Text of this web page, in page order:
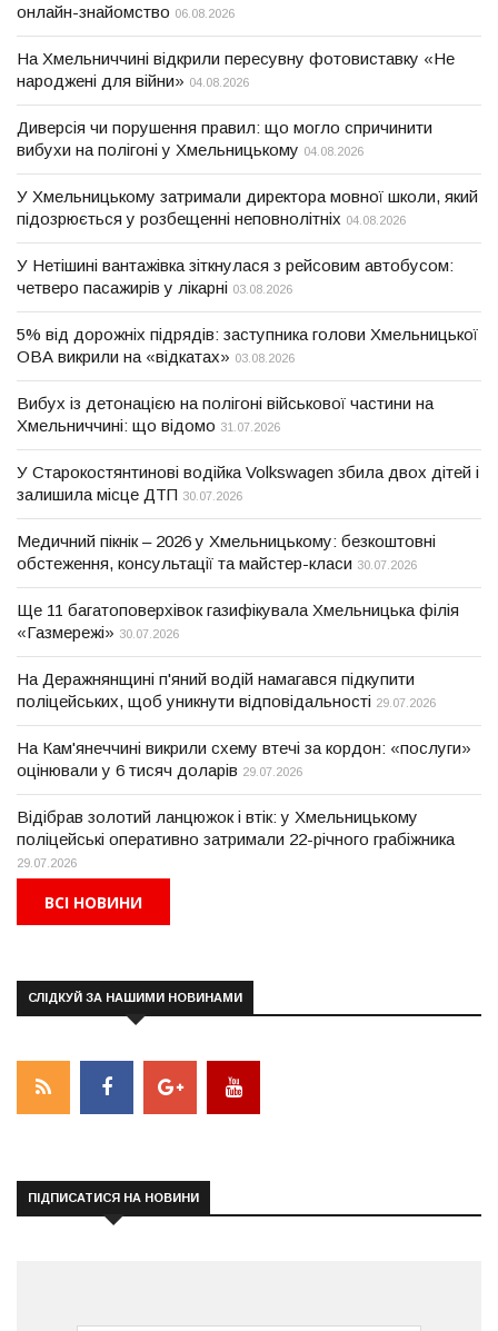
онлайн-знайомство 06.08.2026
На Хмельниччині відкрили пересувну фотовиставку «Не
народжені для війни» 04.08.2026
Диверсія чи порушення правил: що могло спричинити
вибухи на полігоні у Хмельницькому 04.08.2026
У Хмельницькому затримали директора мовної школи, який
підозрюється у розбещенні неповнолітніх 04.08.2026
У Нетішині вантажівка зіткнулася з рейсовим автобусом:
четверо пасажирів у лікарні 03.08.2026
5% від дорожніх підрядів: заступника голови Хмельницької
ОВА викрили на «відкатах» 03.08.2026
Вибух із детонацією на полігоні військової частини на
Хмельниччині: що відомо 31.07.2026
У Старокостянтинові водійка Volkswagen збила двох дітей і
залишила місце ДТП 30.07.2026
Медичний пікнік – 2026 у Хмельницькому: безкоштовні
обстеження, консультації та майстер-класи 30.07.2026
Ще 11 багатоповерхівок газифікувала Хмельницька філія
«Газмережі» 30.07.2026
На Деражнянщині п'яний водій намагався підкупити
поліцейських, щоб уникнути відповідальності 29.07.2026
На Кам'янеччині викрили схему втечі за кордон: «послуги»
оцінювали у 6 тисяч доларів 29.07.2026
Відібрав золотий ланцюжок і втік: у Хмельницькому
поліцейські оперативно затримали 22-річного грабіжника
29.07.2026
ВСІ НОВИНИ
СЛІДКУЙ ЗА НАШИМИ НОВИНАМИ
ПІДПИСАТИСЯ НА НОВИНИ